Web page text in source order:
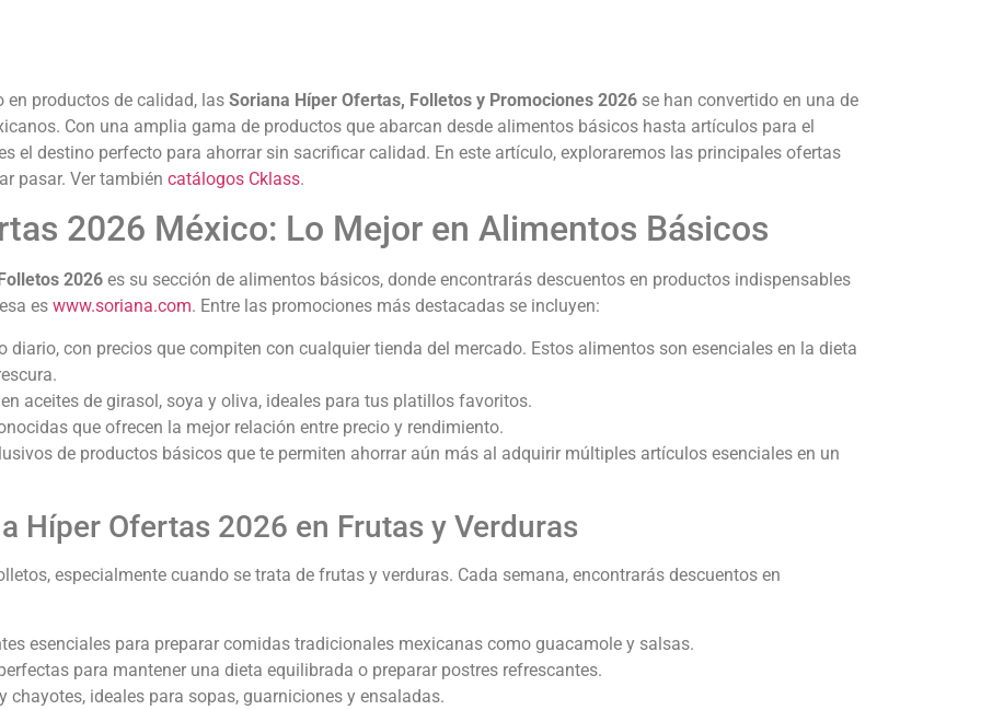
productos de calidad, las Soriana Híper Ofertas, Folletos y Promociones 2026 se han convertido en una de
Con una amplia gama de productos que abarcan desde alimentos básicos hasta artículos para el
el destino perfecto para ahorrar sin sacrificar calidad. En este artículo, exploraremos las principales ofertas
pasar. Ver también catálogos Cklass.
2026 México: Lo Mejor en Alimentos Básicos
2026 es su sección de alimentos básicos, donde encontrarás descuentos en productos indispensables
es www.soriana.com. Entre las promociones más destacadas se incluyen:
diario, con precios que compiten con cualquier tienda del mercado. Estos alimentos son esenciales en la dieta
aceites de girasol, soya y oliva, ideales para tus platillos favoritos.
que ofrecen la mejor relación entre precio y rendimiento.
de productos básicos que te permiten ahorrar aún más al adquirir múltiples artículos esenciales en un
Híper Ofertas 2026 en Frutas y Verduras
especialmente cuando se trata de frutas y verduras. Cada semana, encontrarás descuentos en
esenciales para preparar comidas tradicionales mexicanas como guacamole y salsas.
para mantener una dieta equilibrada o preparar postres refrescantes.
chayotes, ideales para sopas, guarniciones y ensaladas.